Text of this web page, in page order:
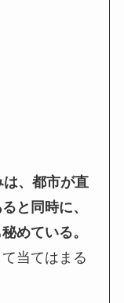
、都市が直
と同時に、
めている。
当てはまる